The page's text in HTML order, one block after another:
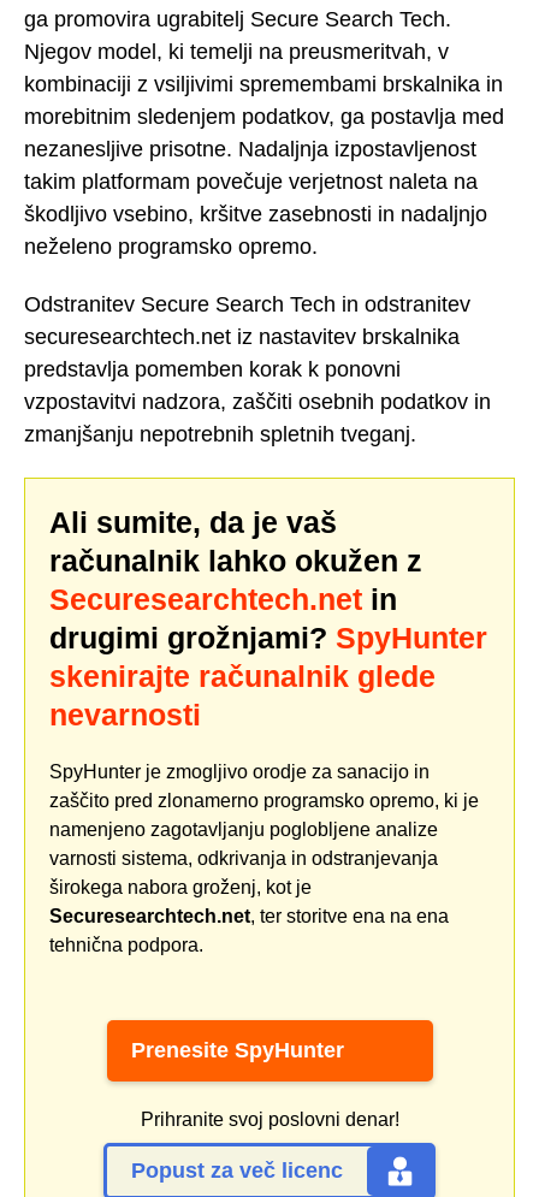
ga promovira ugrabitelj Secure Search Tech.
Njegov model, ki temelji na preusmeritvah, v
kombinaciji z vsiljivimi spremembami brskalnika in
morebitnim sledenjem podatkov, ga postavlja med
nezanesljive prisotne. Nadaljnja izpostavljenost
takim platformam povečuje verjetnost naleta na
škodljivo vsebino, kršitve zasebnosti in nadaljnjo
neželeno programsko opremo.
Odstranitev Secure Search Tech in odstranitev
securesearchtech.net iz nastavitev brskalnika
predstavlja pomemben korak k ponovni
vzpostavitvi nadzora, zaščiti osebnih podatkov in
zmanjšanju nepotrebnih spletnih tveganj.
Ali sumite, da je vaš
računalnik lahko okužen z
Securesearchtech.net in
drugimi grožnjami? SpyHunter
skenirajte računalnik glede
nevarnosti
SpyHunter je zmogljivo orodje za sanacijo in
zaščito pred zlonamerno programsko opremo, ki je
namenjeno zagotavljanju poglobljene analize
varnosti sistema, odkrivanja in odstranjevanja
širokega nabora groženj, kot je
Securesearchtech.net, ter storitve ena na ena
tehnična podpora.
Prenesite SpyHunter
Prihranite svoj poslovni denar!
Popust za več licenc